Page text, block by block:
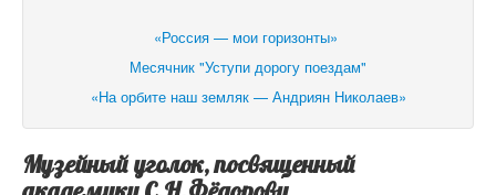
«Россия — мои горизонты»
Месячник "Уступи дорогу поездам"
«На орбите наш земляк — Андриян Николаев»
Музейный уголок, посвященный